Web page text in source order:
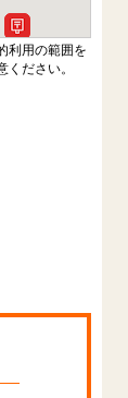
利用の範囲を
ださい。